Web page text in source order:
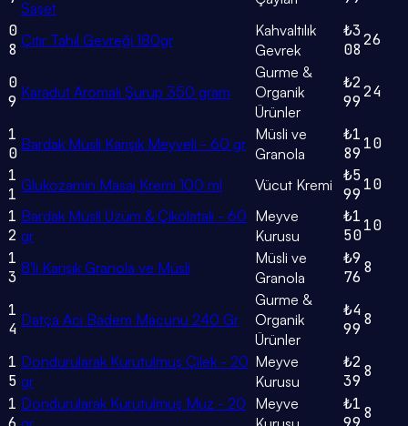
Saşet
0
8 Çıtır Tahıl Gevreği 180gr
Kahvaltılık
Gevrek
₺3
08
26
0
9 Karadut Aromalı Şurup 350 gram
Gurme &
Organik
Ürünler
₺2
99
24
1
0 Bardak Müsli Karışık Meyveli - 60 gr
Müsli ve
Granola
₺1
89
10
1
1 Glukozamin Masaj Kremi 100 ml Vücut Kremi
₺5
99
10
1
2
Bardak Müsli Üzüm & Çikolatalı - 60
gr
Meyve
Kurusu
₺1
50
10
1
3 8'li Karışık Granola ve Müsli
Müsli ve
Granola
₺9
76
8
1
4 Datça Acı Badem Macunu 240 Gr
Gurme &
Organik
Ürünler
₺4
99
8
1
5
Dondurularak Kurutulmuş Çilek - 20
gr
Meyve
Kurusu
₺2
39
8
1 Dondurularak Kurutulmuş Muz - 20 Meyve
₺1 8